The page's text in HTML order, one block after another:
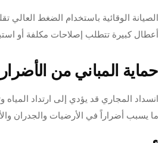
الصيانة الوقائية باستخدام الضغط العالي
أعطال كبيرة تتطلب إصلاحات مكلفة أو
حماية المباني من الأضرار
انسداد المجاري قد يؤدي إلى ارتداد المياه
ما يسبب أضراراً في الأرضيات والجدران